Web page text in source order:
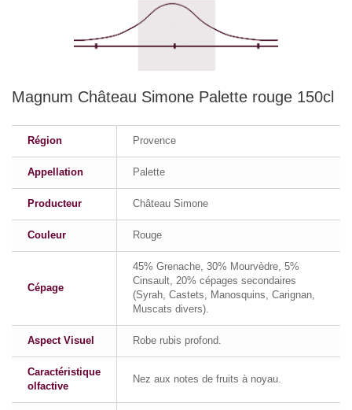
Magnum Château Simone Palette rouge 150cl
Région Provence
Appellation Palette
Producteur Château Simone
Couleur Rouge
Cépage
45% Grenache, 30% Mourvèdre, 5%
Cinsault, 20% cépages secondaires
(Syrah, Castets, Manosquins, Carignan,
Muscats divers).
Aspect Visuel Robe rubis profond.
Caractéristique
olfactive
Nez aux notes de fruits à noyau.